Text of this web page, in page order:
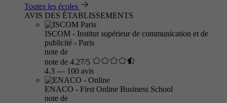
Toutes les écoles
AVIS DES ÉTABLISSEMENTS
ISCOM - Institut supérieur de communication et de
publicité - Paris
note de
note de 4.27/5
4.3 — 100 avis
ENACO - First Online Business School
note de